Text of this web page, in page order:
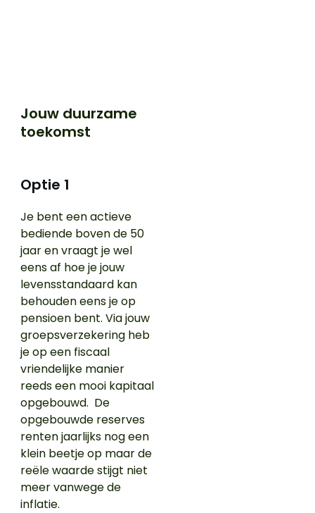
Jouw duurzame
toekomst
Optie 1
Je bent een actieve
bediende boven de 50
jaar en vraagt je wel
eens af hoe je jouw
levensstandaard kan
behouden eens je op
pensioen bent. Via jouw
groepsverzekering heb
je op een fiscaal
vriendelijke manier
reeds een mooi kapitaal
opgebouwd. De
opgebouwde reserves
renten jaarlijks nog een
klein beetje op maar de
reële waarde stijgt niet
meer vanwege de
inflatie.